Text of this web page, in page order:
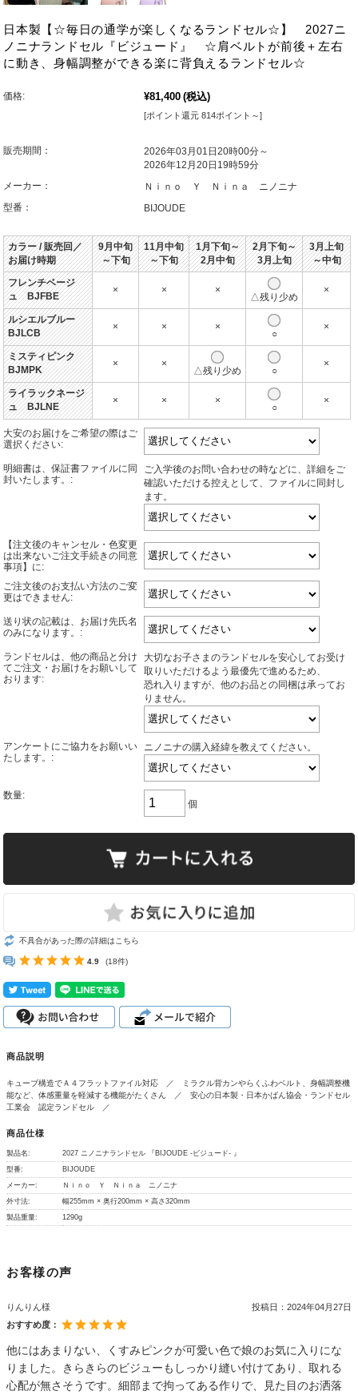
日本製【☆毎日の通学が楽しくなるランドセル☆】 2027ニ
ノニナランドセル『ビジュード』 ☆肩ベルトが前後＋左右
に動き、身幅調整ができる楽に背負えるランドセル☆
価格: ¥81,400 (税込)
[ポイント還元 814ポイント～]
販売期間：
2026年03月01日20時00分～
2026年12月20日19時59分
メーカー：
Ｎｉｎｏ Ｙ Ｎｉｎａ ニノニナ
型番：
BIJOUDE
カラー / 販売回／
お届け時期
9月中旬
～下旬
11月中旬
～下旬
1月下旬～
2月中旬
2月下旬～
3月上旬
3月上旬
～中旬
フレンチベージ
ュ BJFBE
× × ×
△残り少め
×
ルシエルブルー
BJLCB
× × ×
○
×
ミスティピンク
BJMPK
× ×
△残り少め ○
×
ライラックネージ
ュ BJLNE
× × ×
○
×
大安のお届けをご希望の際はご
選択ください:
明細書は、保証書ファイルに同
封いたします。:
ご入学後のお問い合わせの時などに、詳細をご
確認いただける控えとして、ファイルに同封し
ます。
【注文後のキャンセル・色変更
は出来ないご注文手続きの同意
事項】に:
ご注文後のお支払い方法のご変
更はできません:
送り状の記載は、お届け先氏名
のみになります。:
ランドセルは、他の商品と分け
てご注文・お届けをお願いして
おります:
大切なお子さまのランドセルを安心してお受け
取りいただけるよう最優先で進めるため、
恐れ入りますが、他のお品との同梱は承ってお
りません。
アンケートにご協力をお願いい
たします。:
ニノニナの購入経緯を教えてください。
数量:
個
不具合があった際の詳細はこちら
4.9 (18件)
商品説明
キューブ構造でＡ４フラットファイル対応 ／ ミラクル背カンやらくふわベルト、身幅調整機
能など、体感重量を軽減する機能がたくさん ／ 安心の日本製・日本かばん協会・ランドセル
工業会 認定ランドセル ／
商品仕様
製品名:
2027 ニノニナランドセル 『BIJOUDE -ビジュード- 』
型番:
BIJOUDE
メーカー:
Ｎｉｎｏ Ｙ Ｎｉｎａ ニノニナ
外寸法:
幅255mm × 奥行200mm × 高さ320mm
製品重量:
1290g
お客様の声
りんりん様 投稿日： 2024年04月27日
おすすめ度：
他にはあまりない、くすみピンクが可愛い色で娘のお気に入りにな
りました。きらきらのビジューもしっかり縫い付けてあり、取れる
心配が無さそうです。細部まで拘ってある作りで、見た目のお洒落